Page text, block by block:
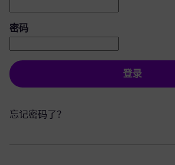
密码
登录
忘记密码了？